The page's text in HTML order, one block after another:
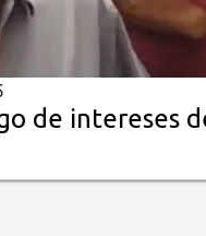
de intereses